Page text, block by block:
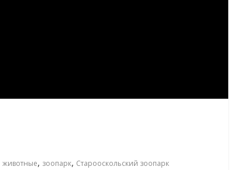
животные, зоопарк, Старооскольский зоопарк